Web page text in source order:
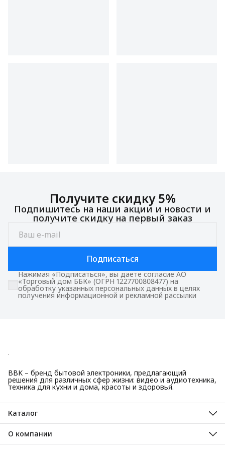
Получите скидку 5%
Подпишитесь на наши акции и новости и
получите скидку на первый заказ
Подписаться
Нажимая «Подписаться», вы даете согласие АО
«Торговый дом ББК» (ОГРН 1227700808477) на
обработку указанных персональных данных в целях
получения информационной и рекламной рассылки
BBK – бренд бытовой электроники, предлагающий
решения для различных сфер жизни: видео и аудиотехника,
техника для кухни и дома, красоты и здоровья.
Каталог
Красота и здоровье
Техника для кухни
Техника для дома
О компании
О нас